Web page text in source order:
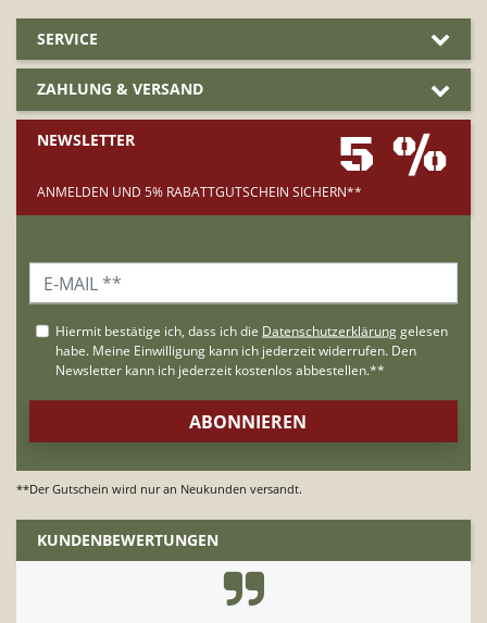
SERVICE
ZAHLUNG & VERSAND
NEWSLETTER 5 %
ANMELDEN UND 5% RABATTGUTSCHEIN SICHERN**
**Der Gutschein wird nur an Neukunden versandt.
KUNDENBEWERTUNGEN